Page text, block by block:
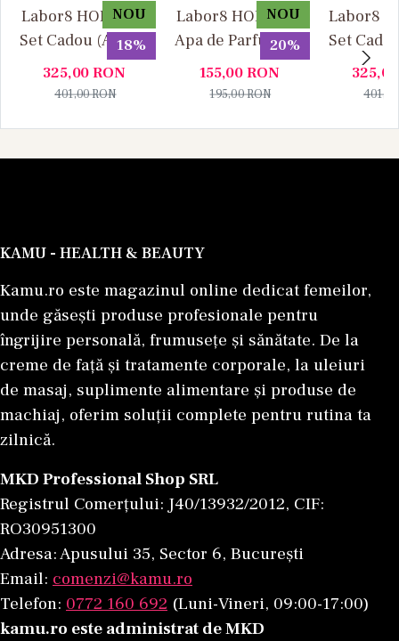
NOU
18%
Labor8 HOD 881 -
Set Cadou (Apa de
Parfum 100 ml +
Apa de Parfum 10
325,00RON
401,00RON
NOU
20%
Labor8 HOD 881 -
Apa de Parfum, 30
ml, Unisex
155,00RON
195,00RON
Labor8
Set
Parfum
Apa de
KAMU - HEALTH & BEAUTY
Kamu.ro este magazinul online dedicat femeilor,
unde găsești produse profesionale pentru
îngrijire personală, frumusețe și sănătate. De la
creme de față și tratamente corporale, la uleiuri
de masaj, suplimente alimentare și produse de
machiaj, oferim soluții complete pentru rutina ta
zilnică.
MKD Professional Shop SRL
Registrul Comerțului: J40/13932/2012, CIF:
RO30951300
Adresa: Apusului 35, Sector 6, București
Email: comenzi@kamu.ro
Telefon: 0772 160 692 (Luni-Vineri, 09:00-17:00)
kamu.ro este administrat de MKD